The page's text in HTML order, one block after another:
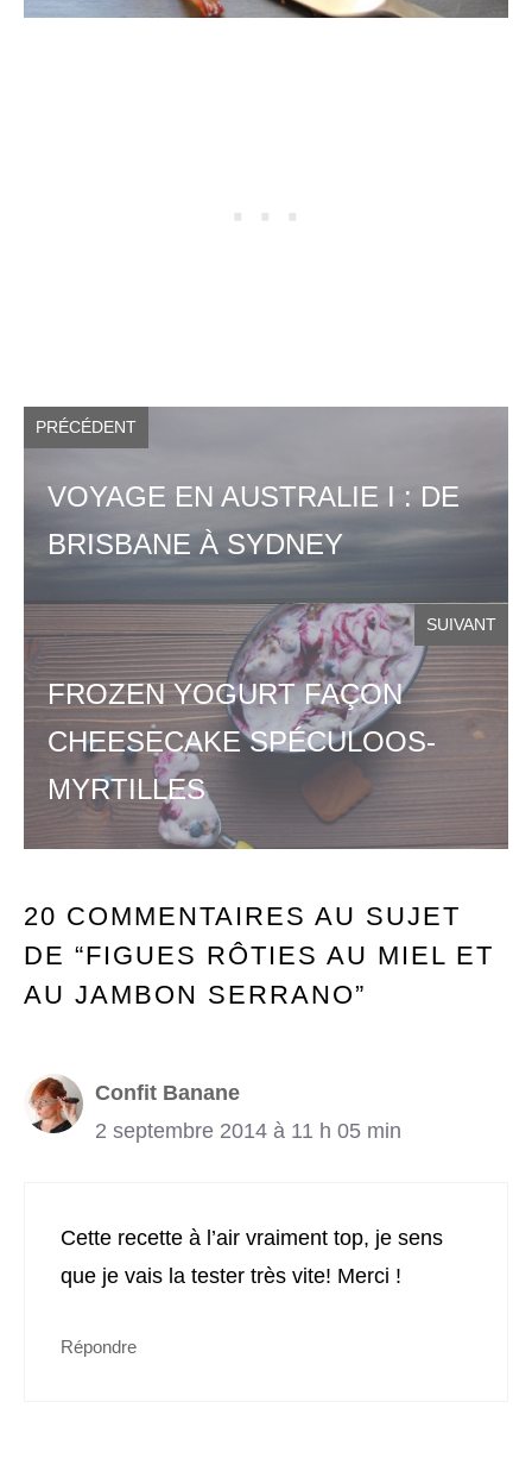
PRÉCÉDENT
VOYAGE EN AUSTRALIE I : DE
BRISBANE À SYDNEY
SUIVANT
FROZEN YOGURT FAÇON
CHEESECAKE SPÉCULOOS-
MYRTILLES
20 COMMENTAIRES AU SUJET
DE “FIGUES RÔTIES AU MIEL ET
AU JAMBON SERRANO”
Confit Banane
2 septembre 2014 à 11 h 05 min
Cette recette à l’air vraiment top, je sens
que je vais la tester très vite! Merci !
Répondre